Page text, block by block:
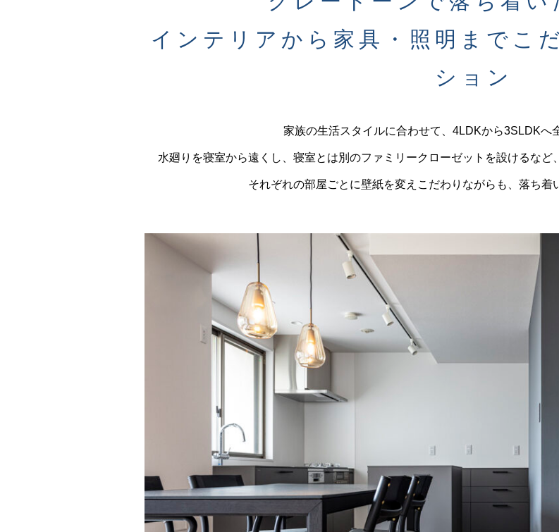
インテリアから家具・照明までこ
ション
家族の生活スタイルに合わせて、4LDKから3SLDKへ
水廻りを寝室から遠くし、寝室とは別のファミリークローゼットを設けるなど
それぞれの部屋ごとに壁紙を変えこだわりながらも、落ち着